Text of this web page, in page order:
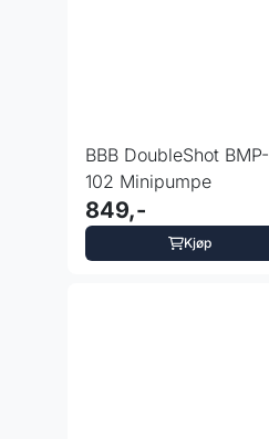
BBB DoubleShot BMP-
102 Minipumpe
849,-
Kjøp